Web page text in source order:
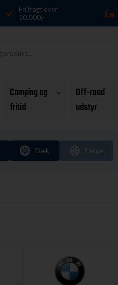
Fri fragt over
10.000,-
Camping og
fritid
Off-road
udstyr
Dæk Fælge